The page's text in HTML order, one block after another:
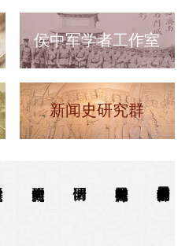
侯中军学者工作室
新闻史研究群